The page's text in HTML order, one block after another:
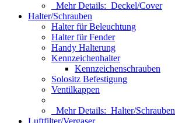
Mehr Details: Deckel/Cover
Halter/Schrauben
Halter für Beleuchtung
Halter für Fender
Handy Halterung
Kennzeichenhalter
Kennzeichenschrauben
Solositz Befestigung
Ventilkappen
Mehr Details: Halter/Schrauben
Luftfilter/Vergaser